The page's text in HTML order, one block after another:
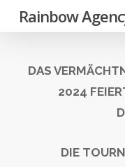
Skip
content
Rainbow
DAS
2024
DIE